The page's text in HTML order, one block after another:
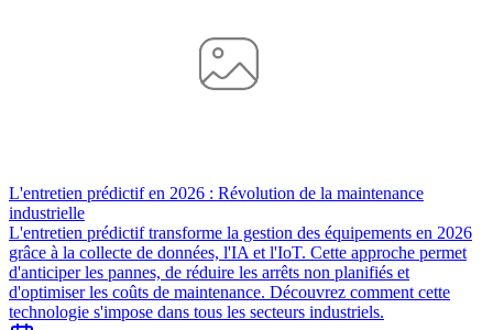
L'entretien prédictif en 2026 : Révolution de la maintenance
industrielle
L'entretien prédictif transforme la gestion des équipements en 2026
grâce à la collecte de données, l'IA et l'IoT. Cette approche permet
d'anticiper les pannes, de réduire les arrêts non planifiés et
d'optimiser les coûts de maintenance. Découvrez comment cette
technologie s'impose dans tous les secteurs industriels.